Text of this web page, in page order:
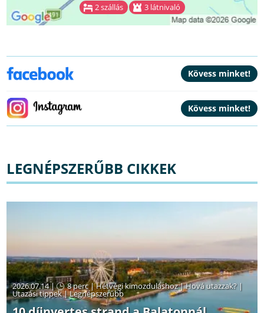
2 szállás 3 látnivaló
LEGNÉPSZERŰBB CIKKEK
2026.07.14 | 8 perc|Hétvégi kimozduláshoz|Hová utazzak? |
Utazási tippek|Legnépszerűbb